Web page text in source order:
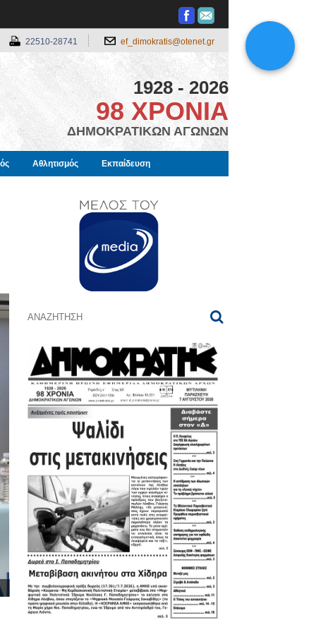
22510-28741 ef_dimokratis@otenet.gr
1928 - 2026
98 ΧΡΟΝΙΑ
ΔΗΜΟΚΡΑΤΙΚΩΝ ΑΓΩΝΩΝ
Αθλητισμός Εκπαίδευση